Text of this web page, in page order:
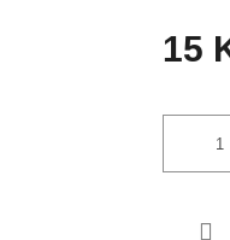
15
cena: